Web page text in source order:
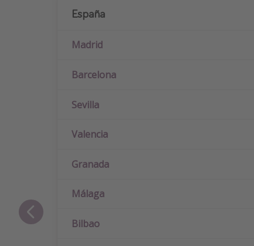
España
Madrid
Barcelona
Sevilla
Valencia
Granada
Málaga
Bilbao